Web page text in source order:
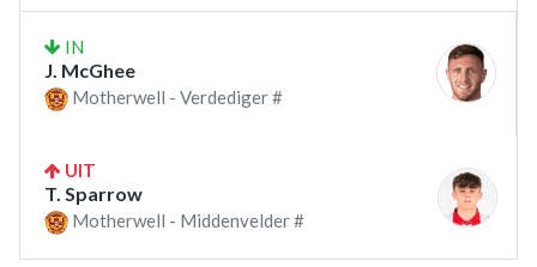
IN
J. McGhee
Motherwell - Verdediger #
UIT
T. Sparrow
Motherwell - Middenvelder #